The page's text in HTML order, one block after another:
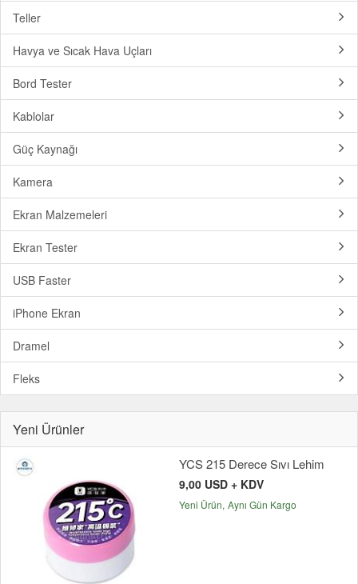
Teller
Havya ve Sıcak Hava Uçları
Bord Tester
Kablolar
Güç Kaynağı
Kamera
Ekran Malzemeleri
Ekran Tester
USB Faster
iPhone Ekran
Dramel
Fleks
Yeni Ürünler
YCS 215 Derece Sıvı Lehim
9,00 USD + KDV
Yeni Ürün Aynı Gün Kargo